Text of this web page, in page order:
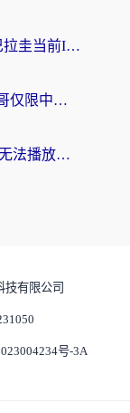
在海外看世界杯直播德国 vs 巴拉圭当前IP受限制？这篇指南帮你轻松解决地区限制
在国外看世界杯法国 VS 摩洛哥仅限中国大陆？别让地域限制拦下你的欢呼
在澳大利亚看抖音世界杯直播无法播放？海外党体育观赛终极指南来了！
技有限公司
号-3A